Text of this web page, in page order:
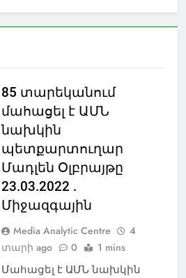
85 տարեկանում
մահացել է ԱՄՆ
նախկին
պետքարտուղար
Մադլեն Օլբրայթը
23.03.2022 .
Միջազգային
Media Analytic Centre
4
տարի ago
0 1 mins
Մահացել է ԱՄՆ նախկին